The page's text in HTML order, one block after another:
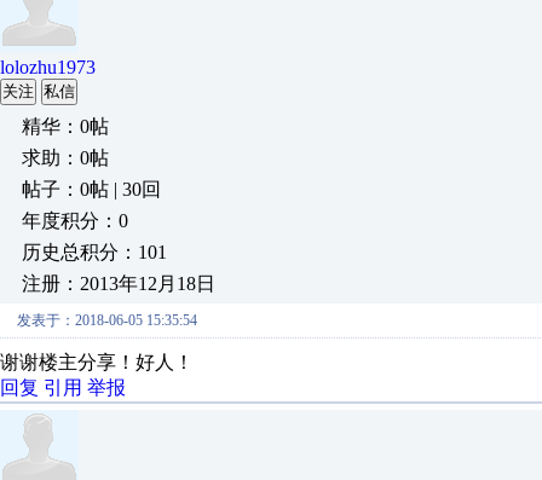
lolozhu1973
关注 私信
精华：0帖
求助：0帖
帖子：0帖 | 30回
年度积分：0
历史总积分：101
注册：2013年12月18日
发表于：2018-06-05 15:35:54
谢谢楼主分享！好人！
回复 引用 举报